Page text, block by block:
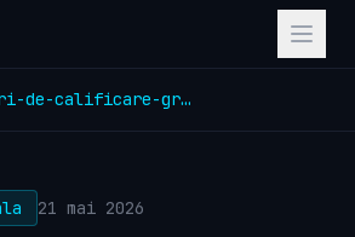
cursuri-de-calificare-gratuite-online-in-2026-ghid-complet
21 mai 2026